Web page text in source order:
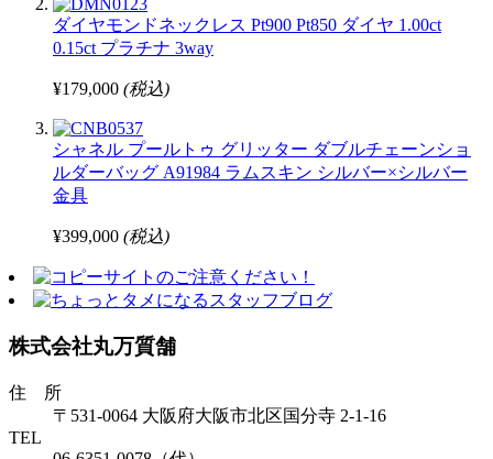
ダイヤモンドネックレス Pt900 Pt850 ダイヤ 1.00ct
0.15ct プラチナ 3way
¥179,000 (税込)
シャネル プールトゥ グリッター ダブルチェーンショ
ルダーバッグ A91984 ラムスキン シルバー×シルバー
金具
¥399,000 (税込)
株式会社丸万質舗
住 所
〒531-0064 大阪府大阪市北区国分寺 2-1-16
TEL